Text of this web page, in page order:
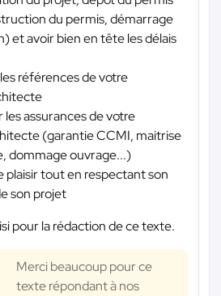
du permis, démarrage
et avoir bien en tête les délais
références de votre
les assurances de votre
(garantie CCMI, maitrise
dommage ouvrage...)
plaisir tout en respectant son
son projet
pour la rédaction de ce texte.
Merci beaucoup pour ce
texte répondant à nos